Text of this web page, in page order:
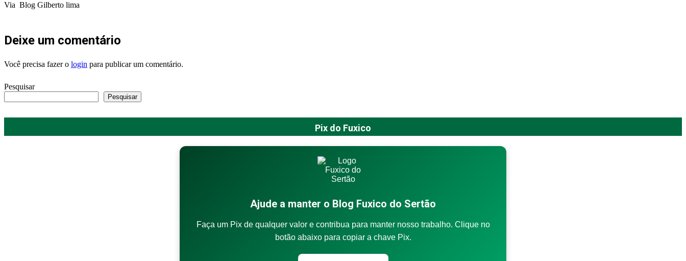
Via Blog Gilberto lima
Deixe um comentário
Você precisa fazer o login para publicar um comentário.
Pesquisar
Pesquisar
Pix do Fuxico
Ajude a manter o Blog Fuxico do Sertão
Faça um Pix de qualquer valor e contribua para manter nosso trabalho. Clique no
botão abaixo para copiar a chave Pix.